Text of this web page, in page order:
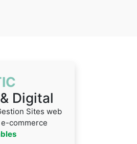
Digital
Sites web
commerce